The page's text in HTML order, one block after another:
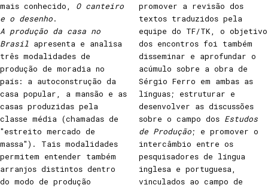
mais conhecido, O canteiro
e o desenho.
A produção da casa no
Brasil apresenta e analisa
três modalidades de
produção de moradia no
país: a autoconstrução da
casa popular, a mansão e as
casas produzidas pela
classe média (chamadas de
"estreito mercado de
massa"). Tais modalidades
permitem entender também
arranjos distintos dentro
do modo de produção
promover a revisão dos
textos traduzidos pela
equipe do TF/TK, o objetivo
dos encontros foi também
disseminar e aprofundar o
acúmulo sobre a obra de
Sérgio Ferro em ambas as
línguas; estruturar e
desenvolver as discussões
sobre o campo dos Estudos
de Produção; e promover o
intercâmbio entre os
pesquisadores de língua
inglesa e portuguesa,
vinculados ao campo de